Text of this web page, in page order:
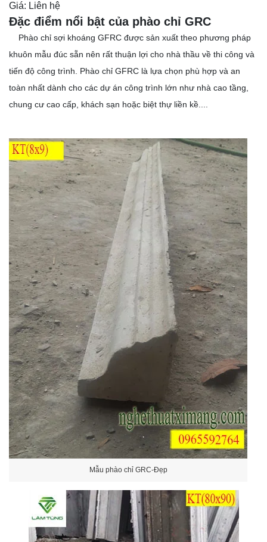
Giá: Liên hệ
Đặc điểm nổi bật của phào chỉ GRC
Phào chỉ sợi khoáng GFRC được sản xuất theo phương pháp
khuôn mẫu đúc sẵn nên rất thuận lợi cho nhà thầu về thi công và
tiến độ công trình. Phào chỉ GFRC là lựa chọn phù hợp và an
toàn nhất dành cho các dự án công trình lớn như nhà cao tầng,
chung cư cao cấp, khách sạn hoặc biệt thự liền kề....
Mẫu phào chỉ GRC-Đẹp